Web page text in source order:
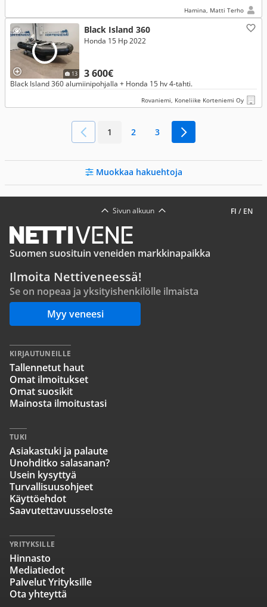
Hamina, Matti Terho
13
Black Island 360
3 600€
Honda 15 Hp 2022
Black Island 360 alumiinipohjalla + Honda 15 hv 4-tahti.
Rovaniemi, Koneliike Korteniemi Oy
1 2 3
Muokkaa hakuehtoja
FI / EN
Sivun alkuun
Suomen suosituin veneiden markkinapaikka
Ilmoita Nettiveneessä!
Se on nopeaa ja yksityishenkilölle ilmaista
Myy veneesi
KIRJAUTUNEILLE
Tallennetut haut
Omat ilmoitukset
Omat suosikit
Mainosta ilmoitustasi
TUKI
Asiakastuki ja palaute
Unohditko salasanan?
Usein kysyttyä
Turvallisuusohjeet
Käyttöehdot
Saavutettavuusseloste
YRITYKSILLE
Hinnasto
Mediatiedot
Palvelut Yrityksille
Ota yhteyttä